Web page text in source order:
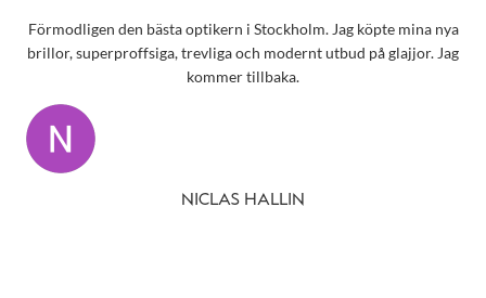
Förmodligen den bästa optikern i Stockholm. Jag köpte mina nya
brillor, superproffsiga, trevliga och modernt utbud på glajjor. Jag
kommer tillbaka.
NICLAS HALLIN